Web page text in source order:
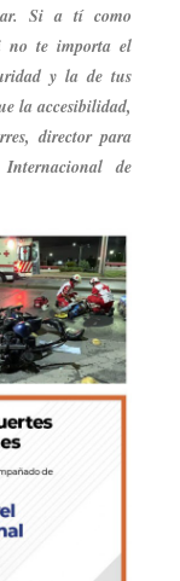
Si a tí como
no te importa el
y la de tus
la accesibilidad,
director para
de